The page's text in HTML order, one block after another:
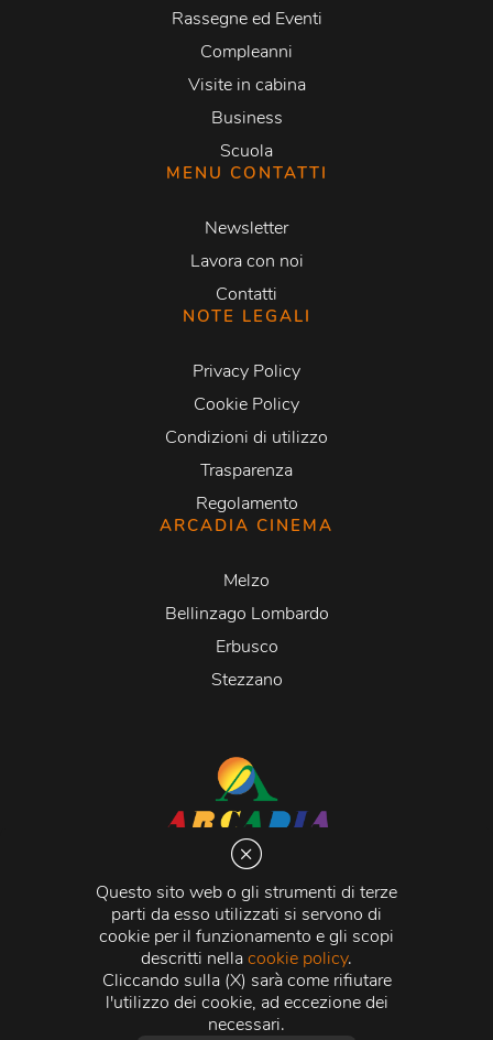
Questo sito web o gli strumenti di terze
parti da esso utilizzati si servono di
cookie per il funzionamento e gli scopi
descritti nellacookie policy.
Cliccando sulla (X) sarà come rifiutare
l'utilizzo dei cookie, ad eccezione dei
necessari.
Rassegne ed Eventi
Compleanni
Visite in cabina
Business
Scuola
MENU CONTATTI
Newsletter
Lavora con noi
Contatti
NOTE LEGALI
Privacy Policy
Cookie Policy
Condizioni di utilizzo
Trasparenza
Regolamento
ARCADIA CINEMA
Melzo
Bellinzago Lombardo
Erbusco
Stezzano
Via Martiri della Libertà 20066 Melzo (MI)
C.C.I.A.A. - R.E.A di Milano n. 1427910
Registro delle Imprese di Milano n. 338392 -
Fiscale e Partita Iva11015840157 | Capitale Sociale
500.000,00 i.v.
Credits:Crea Informatica S.r.l. 2026 © Tutti i diritti
riservati.